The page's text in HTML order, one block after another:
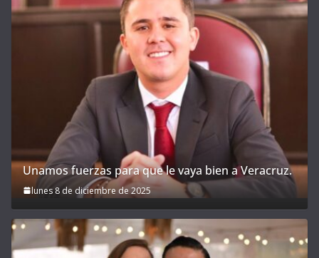
Unamos fuerzas para que le vaya bien a Veracruz.
lunes 8 de diciembre de 2025